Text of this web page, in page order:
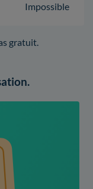
Impossible
gratuit.